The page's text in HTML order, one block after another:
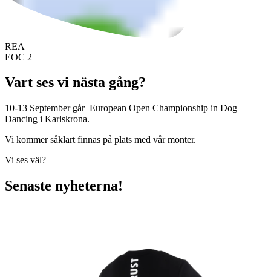
REA
EOC 2
Vart ses vi nästa gång?
10-13 September går European Open Championship in Dog
Dancing i Karlskrona.
Vi kommer såklart finnas på plats med vår monter.
Vi ses väl?
Senaste nyheterna!